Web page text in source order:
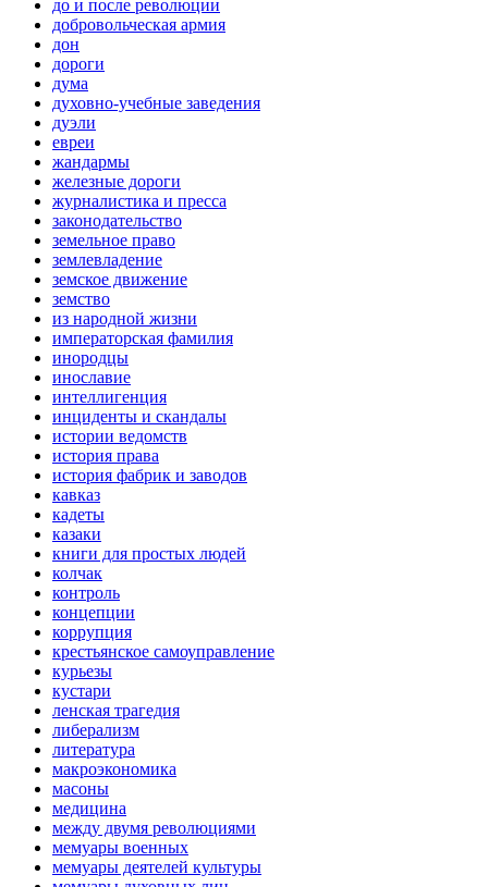
до и после революции
добровольческая армия
дон
дороги
дума
духовно-учебные заведения
дуэли
евреи
жандармы
железные дороги
журналистика и пресса
законодательство
земельное право
землевладение
земское движение
земство
из народной жизни
императорская фамилия
инородцы
инославие
интеллигенция
инциденты и скандалы
истории ведомств
история права
история фабрик и заводов
кавказ
кадеты
казаки
книги для простых людей
колчак
контроль
концепции
коррупция
крестьянское самоуправление
курьезы
кустари
ленская трагедия
либерализм
литература
макроэкономика
масоны
медицина
между двумя революциями
мемуары военных
мемуары деятелей культуры